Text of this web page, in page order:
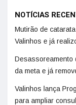
NOTÍCIAS
Mutirão de
Valinhos e já
Desassoreamento
da meta e já
Valinhos lança
para ampliar